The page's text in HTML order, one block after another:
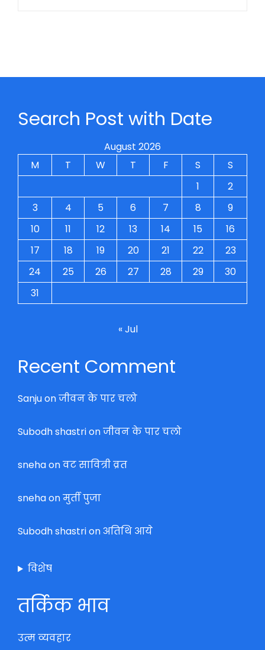
Search Post with Date
August 2026
M
T W T F S
S
1
2
3
4 5 6 7 8
9
10
11 12 13 14 15
16
17
18 19 20 21 22
23
24
25 26 27 28 29
30
31
« Jul
Recent Comment
Sanjuonजीवन के पार चलो
Subodh shastrionजीवन के पार चलो
snehaonवट सावित्री व्रत
snehaonमुर्ती पुजा
Subodh shastrionअतिथि आये
विशेष
तर्किक भाव
उत्म व्यवहार